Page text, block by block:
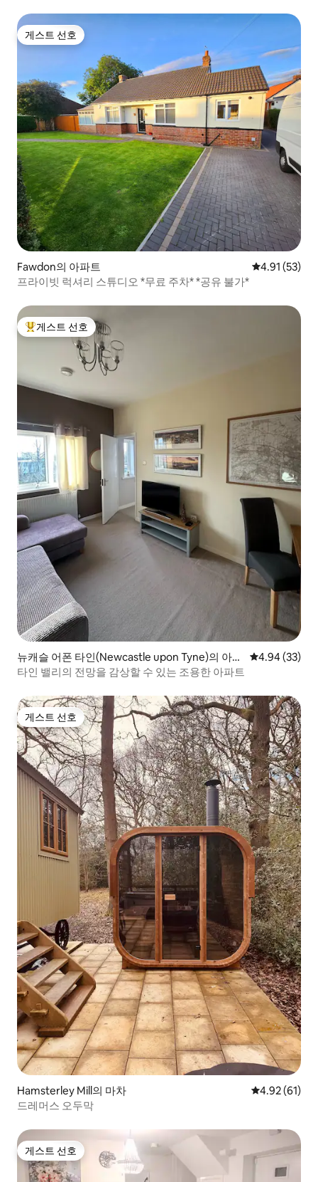
게스트 선호
게스트 선호
Fawdon의 아파트 평점 4.91점
4.91 (53)
프라이빗 럭셔리 스튜디오 *무료 주차* *공유 불가*
상위 게스트 선호
게스트 선호
뉴캐슬 어폰 타인(Newcastle upon Tyne)의 아파
트
평점 4.94점(5
4.94 (33)
타인 밸리의 전망을 감상할 수 있는 조용한 아파트
게스트 선호
게스트 선호
Hamsterley Mill의 마차 평점 4.92점
4.92 (61)
드레머스 오두막
게스트 선호
게스트 선호